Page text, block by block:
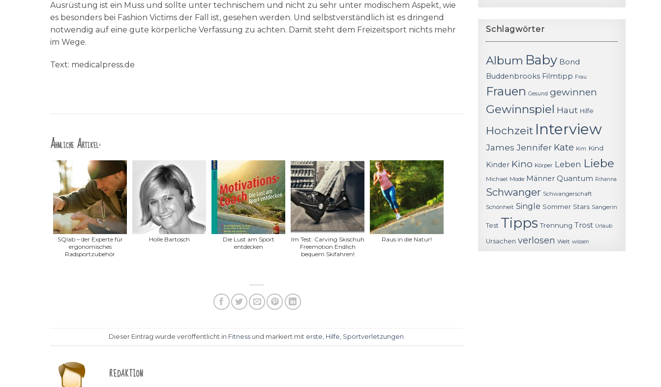
Ausrüstung ist ein Muss und sollte unter technischem und nicht zu sehr unter modischem Aspekt, wie
es besonders bei Fashion Victims der Fall ist, gesehen werden. Und selbstverständlich ist es dringend
notwendig auf eine gute körperliche Verfassung zu achten. Damit steht dem Freizeitsport nichts mehr
im Wege.
Text: medicalpress.de
Ähnliche Artikel:
SQlab – der Experte für
ergonomisches
Radsportzubehör
Holle Bartosch
Die Lust am Sport
entdecken
Im Test: Carving Skischuh
Freemotion Endlich
bequem Skifahren!
Raus in die Natur!
Dieser Eintrag wurde veröffentlicht in Fitnessund markiert mit erste Hilfe Sportverletzungen
REDAKTION
Schlagwörter
Album Baby Bond
Buddenbrooks Filmtipp Frau
Frauen Gesund gewinnen
Gewinnspiel Haut Hilfe
Hochzeit Interview
James Jennifer Kate Kim Kind
Kinder Kino Körper Leben Liebe
Michael Mode Männer Quantum Rihanna
Schwanger Schwangerschaft
Schönheit Single Sommer Stars Sängerin
Test Tipps Trennung Trost Urlaub
Ursachen verlosen Welt wissen